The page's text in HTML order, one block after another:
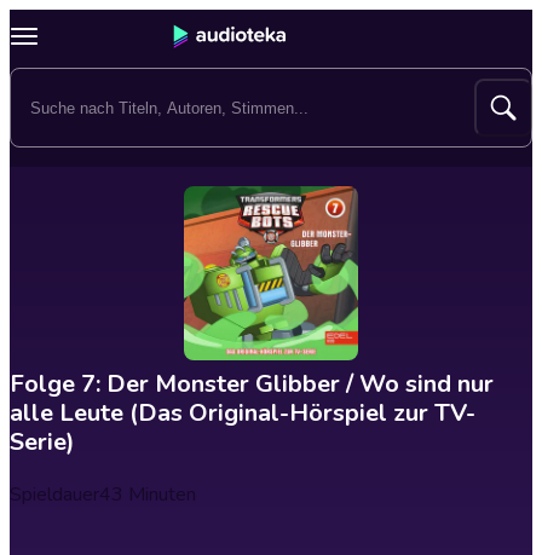
Folge 7: Der Monster Glibber / Wo sind nur
alle Leute (Das Original-Hörspiel zur TV-
Serie)
Spieldauer43 Minuten